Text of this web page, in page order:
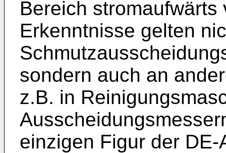
Bereich stromaufwärts
Erkenntnisse gelten
sondern auch an
z.B. in
einzigen Figur der DE-